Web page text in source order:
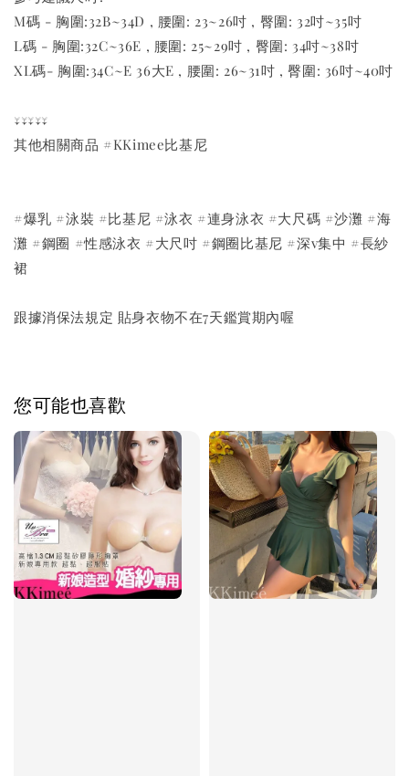
M碼 - 胸圍:32B~34D , 腰圍: 23~26吋 , 臀圍: 32吋~35吋
L碼 - 胸圍:32C~36E , 腰圍: 25~29吋 , 臀圍: 34吋~38吋
XL碼- 胸圍:34C~E 36大E , 腰圍: 26~31吋 , 臀圍: 36吋~40吋
↓↓↓↓↓
其他相關商品 #KKimee比基尼
#爆乳 #泳裝 #比基尼 #泳衣 #連身泳衣 #大尺碼 #沙灘 #海
灘 #鋼圈 #性感泳衣 #大尺吋 #鋼圈比基尼 #深v集中 #長紗
裙
跟據消保法規定 貼身衣物不在7天鑑賞期內喔
您可能也喜歡